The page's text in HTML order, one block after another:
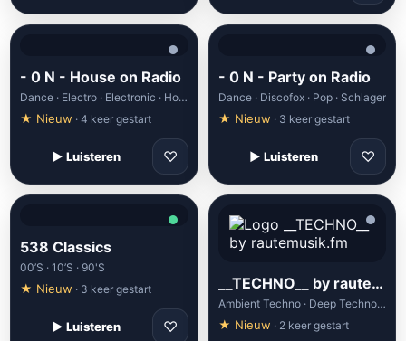
- 0 N - House on Radio
Dance · Electro · Electronic · House · Minimal
★ Nieuw · 4 keer gestart
▶ Luisteren ♡
- 0 N - Party on Radio
Dance · Discofox · Pop · Schlager
★ Nieuw · 3 keer gestart
▶ Luisteren ♡
538 Classics
00’S · 10’S · 90'S
★ Nieuw · 3 keer gestart
▶ Luisteren ♡
__TECHNO__ by rautemusik.fm
Ambient Techno · Deep Techno · Dub Techno
★ Nieuw · 2 keer gestart